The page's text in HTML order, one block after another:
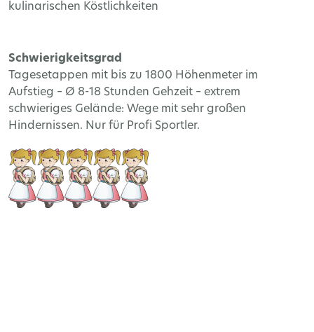
kulinarischen Köstlichkeiten
Schwierigkeitsgrad
Tagesetappen mit bis zu 1800 Höhenmeter im
Aufstieg – Ø 8-18 Stunden Gehzeit – extrem
schwieriges Gelände: Wege mit sehr großen
Hindernissen. Nur für Profi Sportler.